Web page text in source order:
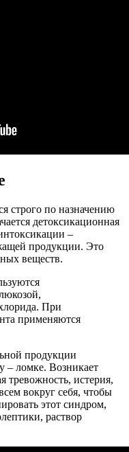
строго по назначению
детоксикационная
–
продукции. Это
веществ.
При
применяются
продукции
– ломке. Возникает
тревожность, истерия,
вокруг себя, чтобы
этот синдром,
раствор